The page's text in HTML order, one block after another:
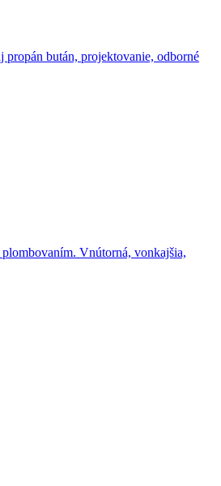
bután, projektovanie, odborné
Vnútorná, vonkajšia,